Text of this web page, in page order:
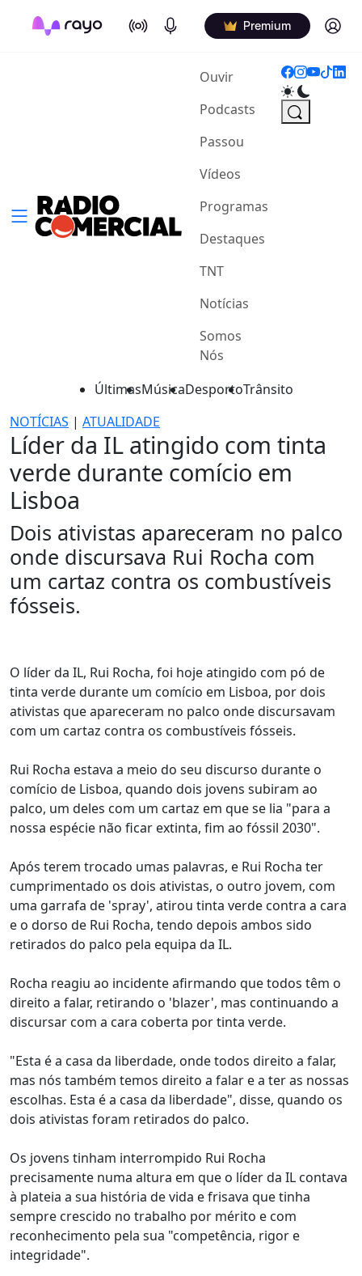
On Air Podcasts Premium Log in
Ouvir(current)
Podcasts
Passou
Vídeos
Programas
Destaques
TNT
Notícias
Somos
Nós
ÚltimasMúsicaDesportoTrânsito
NOTÍCIAS | ATUALIDADE
Líder da IL atingido com tinta
verde durante comício em
Lisboa
Dois ativistas apareceram no palco
onde discursava Rui Rocha com
um cartaz contra os combustíveis
fósseis.
O líder da IL, Rui Rocha, foi hoje atingido com pó de
tinta verde durante um comício em Lisboa, por dois
ativistas que apareceram no palco onde discursavam
com um cartaz contra os combustíveis fósseis.
Rui Rocha estava a meio do seu discurso durante o
comício de Lisboa, quando dois jovens subiram ao
palco, um deles com um cartaz em que se lia "para a
nossa espécie não ficar extinta, fim ao fóssil 2030".
Após terem trocado umas palavras, e Rui Rocha ter
cumprimentado os dois ativistas, o outro jovem, com
uma garrafa de 'spray', atirou tinta verde contra a cara
e o dorso de Rui Rocha, tendo depois ambos sido
retirados do palco pela equipa da IL.
Rocha reagiu ao incidente afirmando que todos têm o
direito a falar, retirando o 'blazer', mas continuando a
discursar com a cara coberta por tinta verde.
"Esta é a casa da liberdade, onde todos direito a falar,
mas nós também temos direito a falar e a ter as nossas
escolhas. Esta é a casa da liberdade", disse, quando os
dois ativistas foram retirados do palco.
Os jovens tinham interrompido Rui Rocha
precisamente numa altura em que o líder da IL contava
à plateia a sua história de vida e frisava que tinha
sempre crescido no trabalho por mérito e com
reconhecimento pela sua "competência, rigor e
integridade".